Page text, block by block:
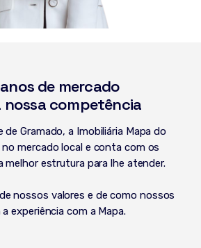
de mercado
competência
de Gramado, a Imobiliária Mapa do
mercado local e conta com os
melhor estrutura para lhe atender.
nossos valores e de como nossos
experiência com a Mapa.